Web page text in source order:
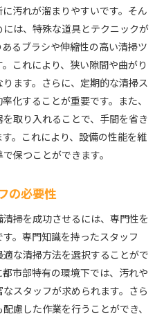
汚れが溜まりやすいです。そん
は、特殊な道具とテクニックが
るブラシや伸縮性の高い清掃ツ
これにより、狭い隙間や曲がり
ます。さらに、定期的な清掃ス
化することが重要です。また、
取り入れることで、手間を省き
。これにより、設備の性能を維
保つことができます。
の必要性
掃を成功させるには、専門性を
。専門知識を持ったスタッフ
な清掃方法を選択することがで
市部特有の環境下では、汚れや
スタッフが求められます。さら
慮した作業を行うことができ、